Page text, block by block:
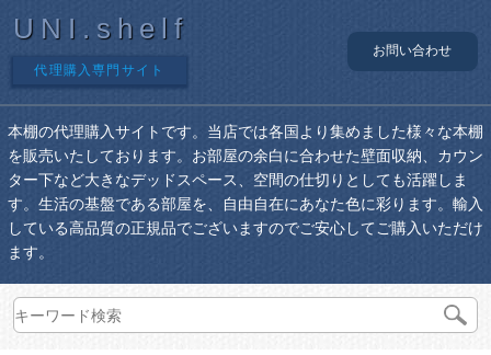
UNI.shelf
代理購入専門サイト
お問い合わせ
本棚の代理購入サイトです。当店では各国より集めました様々な本棚
を販売いたしております。お部屋の余白に合わせた壁面収納、カウン
ター下など大きなデッドスペース、空間の仕切りとしても活躍しま
す。生活の基盤である部屋を、自由自在にあなた色に彩ります。輸入
している高品質の正規品でございますのでご安心してご購入いただけ
ます。